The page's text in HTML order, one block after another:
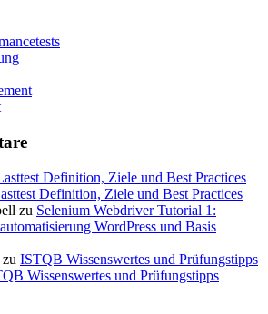
Definition, Ziele und Best Practices
Definition, Ziele und Best Practices
zu Selenium Webdriver Tutorial 1:
WordPress und Basis
zu ISTQB Wissenswertes und Prüfungstipps
Wissenswertes und Prüfungstipps